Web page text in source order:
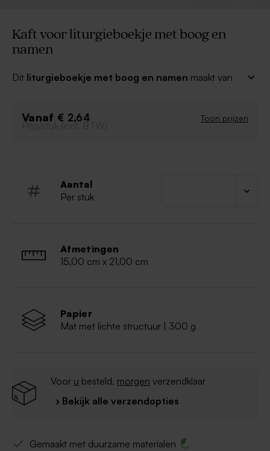
Kaft voor liturgieboekje met boog en
namen
Dit liturgieboekje met boog en namen maakt van
en afprinten maar het kaftje is alvast heel stijlvol.
Vanaf € 2,64 Toon prijzen
Prijs/stuk (incl. BTW)
Aantal
Per stuk
Afmetingen
15,00 cm x 21,00 cm
Papier
Mat met lichte structuur | 300 g
Voor u besteld, morgen verzendklaar
› Bekijk alle verzendopties
Gemaakt met duurzame materialen